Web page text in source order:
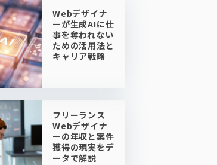
Webデザイナ
ーが生成AIに仕
事を奪われない
ための活用法と
キャリア戦略
フリーランス
Webデザイナ
ーの年収と案件
獲得の現実をデ
ータで解説